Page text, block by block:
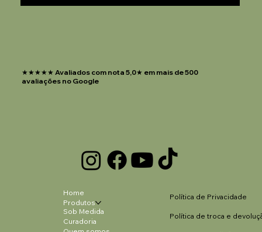
Home
Produtos
Sob Medida
Curadoria
Política de Privacidade
Política de troca e
★★★★★ Avaliados com nota 5,0★ em mais de 500
avaliações no Google